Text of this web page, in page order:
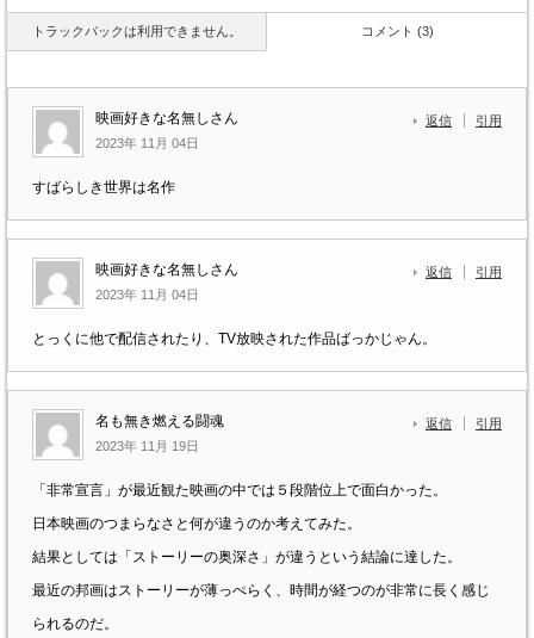
トラックバックは利用できません。 コメント (3)
映画好きな名無しさん
2023年 11月 04日
返信 引用
すばらしき世界は名作
映画好きな名無しさん
2023年 11月 04日
返信 引用
とっくに他で配信されたり、TV放映された作品ばっかじゃん。
名も無き燃える闘魂
2023年 11月 19日
返信 引用
「非常宣言」が最近観た映画の中では５段階位上で面白かった。
日本映画のつまらなさと何が違うのか考えてみた。
結果としては「ストーリーの奥深さ」が違うという結論に達した。
最近の邦画はストーリーが薄っぺらく、時間が経つのが非常に長く感じ
られるのだ。